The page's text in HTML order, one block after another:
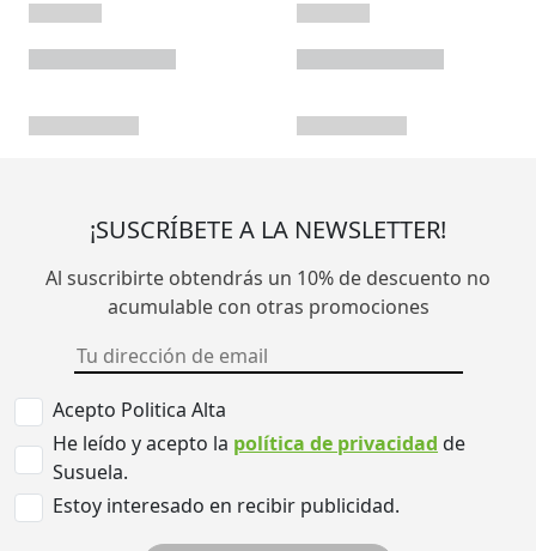
¡SUSCRÍBETE A LA NEWSLETTER!
Al suscribirte obtendrás un 10% de descuento no
acumulable con otras promociones
Acepto Politica Alta
He leído y acepto la política de privacidad de
Susuela.
Estoy interesado en recibir publicidad.